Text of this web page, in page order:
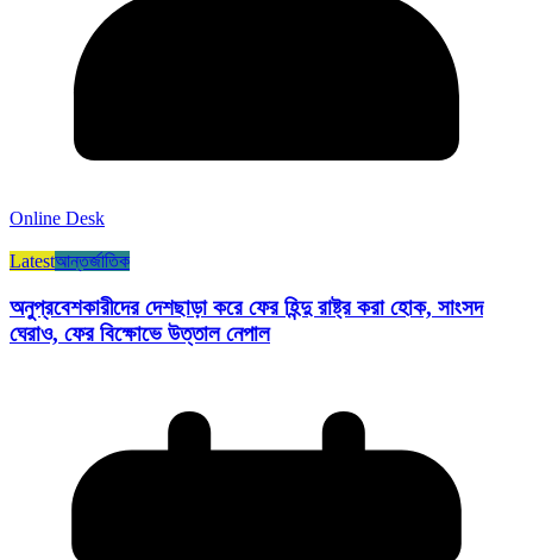
Online Desk
Latestআন্তর্জাতিক
অনুপ্রবেশকারীদের দেশছাড়া করে ফের হিন্দু রাষ্ট্র করা হোক, সাংসদ
ঘেরাও, ফের বিক্ষোভে উত্তাল নেপাল